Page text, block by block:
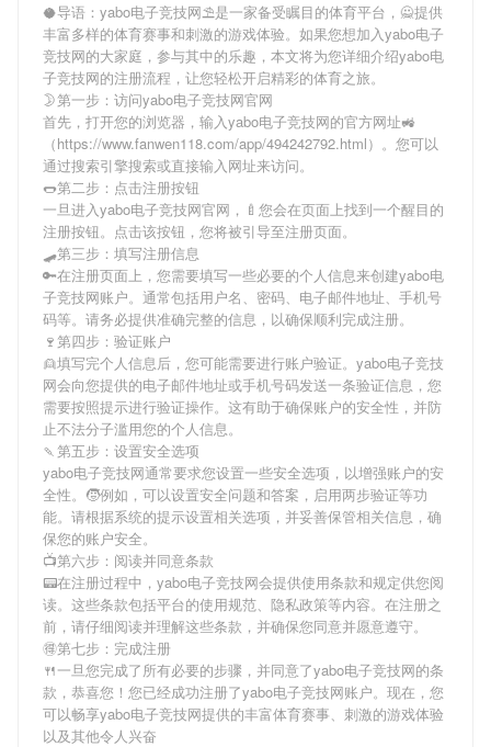
🥥导语： yabo电子竞技网⛱是一家备受瞩目的体育平台，🙅提供
丰富多样的体育赛事和刺激的游戏体验。如果您想加入yabo电子
竞技网的大家庭，参与其中的乐趣，本文将为您详细介绍yabo电
子竞技网的注册流程，让您轻松开启精彩的体育之旅。
🌛第一步：访问yabo电子竞技网官网
首先，打开您的浏览器，输入yabo电子竞技网的官方网址🚜
（https://www.fanwen118.com/app/494242792.html）。您可以
通过搜索引擎搜索或直接输入网址来访问。
🌭第二步：点击注册按钮
一旦进入yabo电子竞技网官网，🍼您会在页面上找到一个醒目的
注册按钮。点击该按钮，您将被引导至注册页面。
🛹第三步：填写注册信息
🔑在注册页面上，您需要填写一些必要的个人信息来创建yabo电
子竞技网账户。通常包括用户名、密码、电子邮件地址、手机号
码等。请务必提供准确完整的信息，以确保顺利完成注册。
🍷第四步：验证账户
👱填写完个人信息后，您可能需要进行账户验证。 yabo电子竞技
网会向您提供的电子邮件地址或手机号码发送一条验证信息，您
需要按照提示进行验证操作。这有助于确保账户的安全性，并防
止不法分子滥用您的个人信息。
🍡第五步：设置安全选项
yabo电子竞技网通常要求您设置一些安全选项，以增强账户的安
全性。🧒例如，可以设置安全问题和答案，启用两步验证等功
能。请根据系统的提示设置相关选项，并妥善保管相关信息，确
保您的账户安全。
📺第六步：阅读并同意条款
📟在注册过程中， yabo电子竞技网会提供使用条款和规定供您阅
读。这些条款包括平台的使用规范、隐私政策等内容。在注册之
前，请仔细阅读并理解这些条款，并确保您同意并愿意遵守。
🉐第七步：完成注册
🍴一旦您完成了所有必要的步骤，并同意了yabo电子竞技网的条
款，恭喜您！您已经成功注册了yabo电子竞技网账户。现在，您
可以畅享yabo电子竞技网提供的丰富体育赛事、刺激的游戏体验
以及其他令人兴奋